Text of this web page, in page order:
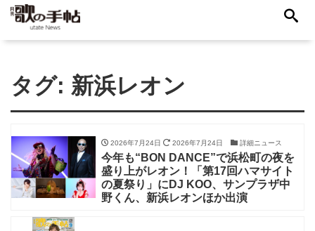
タグ: 新浜レオン
2026年7月24日 2026年7月24日 詳細ニュース
今年も“BON DANCE”で浜松町の夜を
盛り上がレオン！「第17回ハマサイト
の夏祭り」にDJ KOO、サンプラザ中
野くん、新浜レオンほか出演